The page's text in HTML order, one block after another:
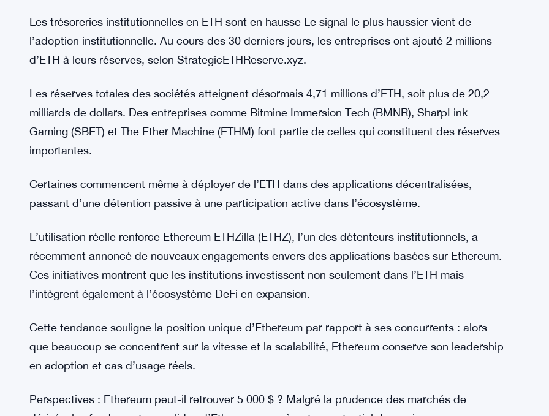
atteignant 58,5 milliards de dollars, indiquant que les traders ne quittent pas leurs positions
mais attendent des signaux plus clairs avant de parier sur une nouvelle hausse.
3 %, bien dans la zone neutre de -6 % à +6 %, montrant une perception équilibrée des
mouvements à venir.
Les trésoreries institutionnelles en ETH sont en hausse Le signal le plus haussier vient de
d’ETH à leurs réserves, selon StrategicETHReserve.xyz.
milliards de dollars. Des entreprises comme Bitmine Immersion Tech (BMNR), SharpLink
Gaming (SBET) et The Ether Machine (ETHM) font partie de celles qui constituent des réserves
importantes.
passant d’une détention passive à une participation active dans l’écosystème.
L’utilisation réelle renforce Ethereum ETHZilla (ETHZ), l’un des détenteurs institutionnels, a
Ces initiatives montrent que les institutions investissent non seulement dans l’ETH mais